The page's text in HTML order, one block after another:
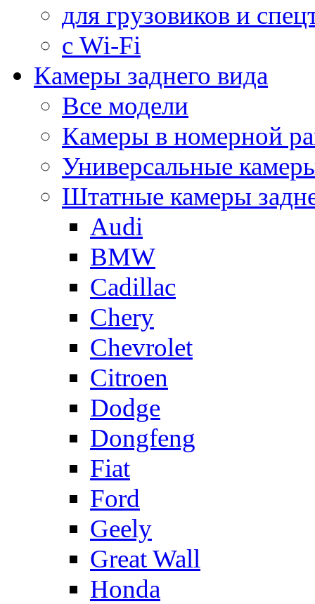
для грузовиков и
с Wi-Fi
Камеры заднего вида
Все модели
Камеры в номерной
Универсальные
Штатные камеры
Audi
BMW
Cadillac
Chery
Chevrolet
Citroen
Dodge
Dongfeng
Fiat
Ford
Geely
Great Wall
Honda